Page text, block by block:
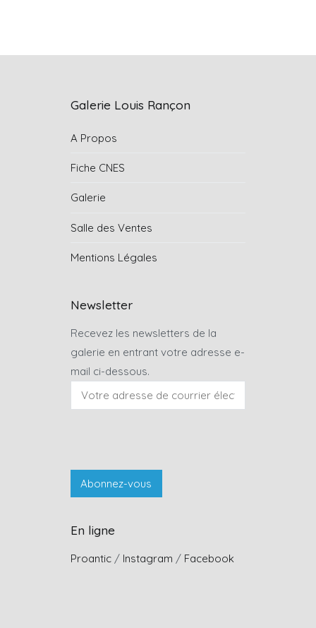
Galerie Louis Rançon
A Propos
Fiche CNES
Galerie
Salle des Ventes
Mentions Légales
Newsletter
Recevez les newsletters de la
galerie en entrant votre adresse e-
mail ci-dessous.
En ligne
Proantic / Instagram / Facebook